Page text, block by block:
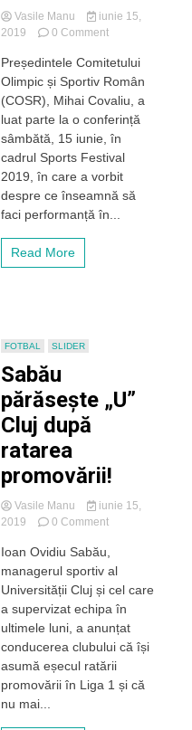
lucrez
eu
ea”
Vasile Manu
iunie 15,
2019
0 Commenton
Covaliu,
pledoarie
despre
sport
educație,
la
Sports
Festival
din
și
90-
Președintele Comitetului
Olimpic și Sportiv Român
(COSR), Mihai Covaliu, a
luat parte la o conferință
sâmbătă, 15 iunie, în
cadrul Sports Festival
2019, în care a vorbit
despre ce înseamnă să
faci performanță în...
Read More
FOTBAL SLIDER
Sabău
părăsește „U”
Cluj după
ratarea
promovării!
Vasile Manu
iunie 15,
2019
0 Commenton
părăsește
„U”
Cluj
după
promovării!
Ioan Ovidiu Sabău,
managerul sportiv al
Universității Cluj și cel care
a supervizat echipa în
ultimele luni, a anunțat
conducerea clubului că își
asumă eșecul ratării
promovării în Liga 1 și că
nu mai...